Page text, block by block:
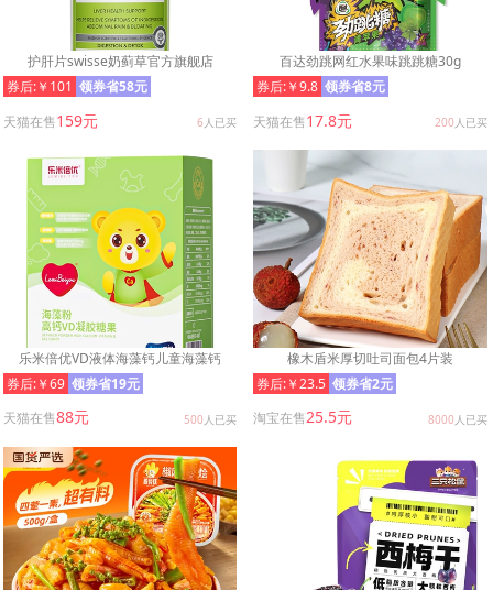
护肝片swisse奶蓟草官方旗舰店
券后:￥101 领券省58元
天猫在售159元 6 人已买
百达劲跳网红水果味跳跳糖30g
券后:￥9.8 领券省8元
天猫在售17.8元 200 人已买
乐米倍优VD液体海藻钙儿童海藻钙
券后:￥69 领券省19元
天猫在售88元 500 人已买
橡木盾米厚切吐司面包4片装
券后:￥23.5 领券省2元
淘宝在售25.5元 8000 人已买